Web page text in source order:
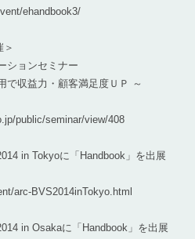
ehandbook3/
ションセミナー
収益力・顧客満足度ＵＰ ～
public/seminar/view/408
in Tokyoに「Handbook」を出展
arc-BVS2014inTokyo.html
in Osakaに「Handbook」を出展